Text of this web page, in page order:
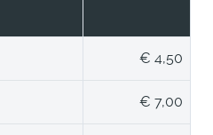
€ 4,50
€ 7,00